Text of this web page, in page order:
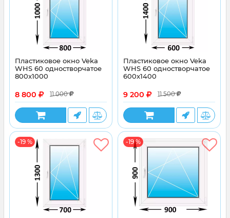
Пластиковое окно Veka
WHS 60 одностворчатое
800x1000
8 800 11 000
Пластиковое окно Veka
WHS 60 одностворчатое
600x1400
9 200 11 500
-19 % -19 %